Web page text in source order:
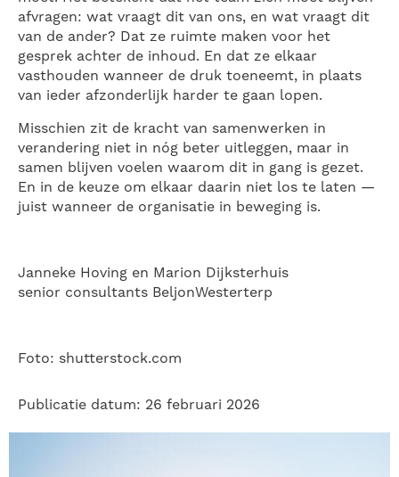
afvragen: wat vraagt dit van ons, en wat vraagt dit
van de ander? Dat ze ruimte maken voor het
gesprek achter de inhoud. En dat ze elkaar
vasthouden wanneer de druk toeneemt, in plaats
van ieder afzonderlijk harder te gaan lopen.
Misschien zit de kracht van samenwerken in
verandering niet in nóg beter uitleggen, maar in
samen blijven voelen waarom dit in gang is gezet.
En in de keuze om elkaar daarin niet los te laten —
juist wanneer de organisatie in beweging is.
Janneke Hoving en Marion Dijksterhuis
senior consultants BeljonWesterterp
Foto: shutterstock.com
Publicatie datum: 26 februari 2026